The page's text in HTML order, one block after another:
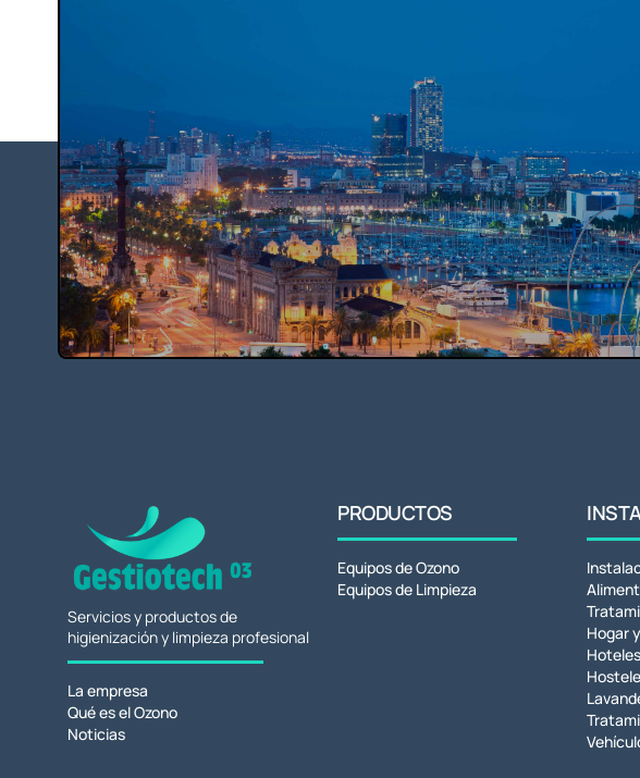
Servicios y productos de
higienización y limpieza profesional
La empresa
Qué es el Ozono
Noticias
PRODUCTOS
Equipos de Ozono
Equipos de Limpieza
Hogar
Hoteles